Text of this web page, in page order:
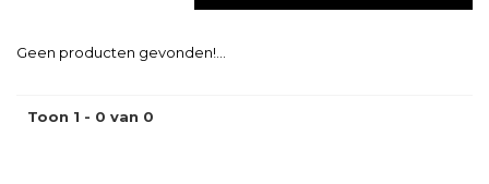
Geen producten gevonden!...
Toon 1 - 0 van 0